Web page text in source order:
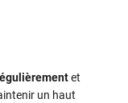
et
un haut